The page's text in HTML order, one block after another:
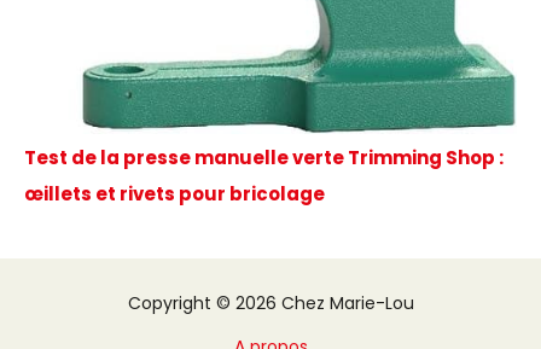
Test de la presse manuelle verte Trimming Shop :
œillets et rivets pour bricolage
Copyright © 2026 Chez Marie-Lou